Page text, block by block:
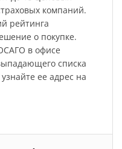
компаний.
рейтинга
о покупке.
в офисе
списка
ее адрес на